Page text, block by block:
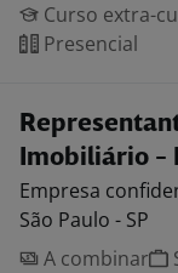
Curso extra-
Presencial
Imobiliário -
Empresa
São Paulo - SP
A combinar